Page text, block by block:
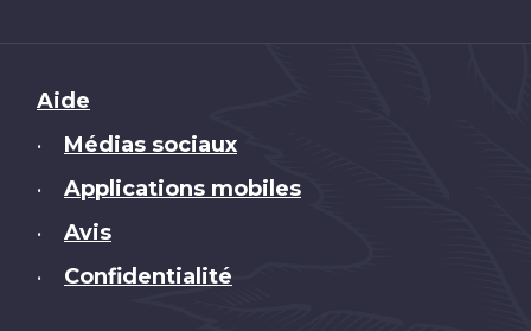
Brand
Aide
• Médias sociaux
• Applications mobiles
• Avis
• Confidentialité